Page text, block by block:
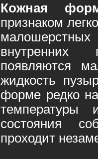
Кожная
признаком
внутренних
появляются
жидкость
форме редко
температуры
состояния
проходит